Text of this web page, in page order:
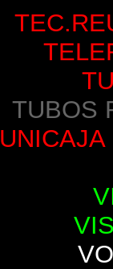
TUBOS
UNICAJA